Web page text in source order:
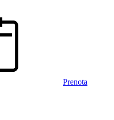
Prenota